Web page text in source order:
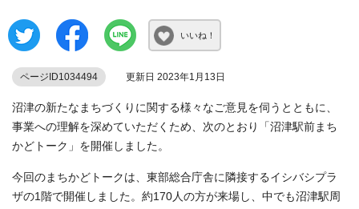
いいね！
ページID1034494 更新日 2023年1月13日
沼津の新たなまちづくりに関する様々なご意見を伺うとともに、
事業への理解を深めていただくため、次のとおり「沼津駅前まち
かどトーク」を開催しました。
今回のまちかどトークは、東部総合庁舎に隣接するイシバシプラ
ザの1階で開催しました。約170人の方が来場し、中でも沼津駅周